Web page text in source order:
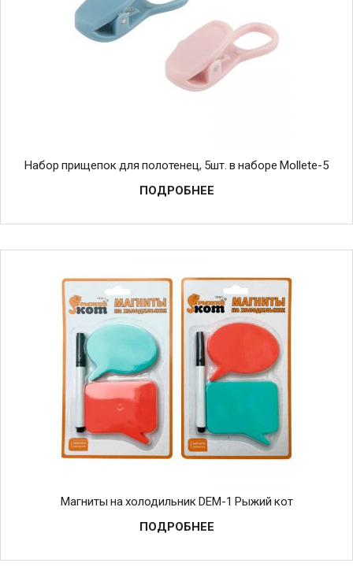
Набор прищепок для полотенец, 5шт. в наборе Mollete-5
ПОДРОБНЕЕ
Магниты на холодильник DEM-1 Рыжий кот
ПОДРОБНЕЕ